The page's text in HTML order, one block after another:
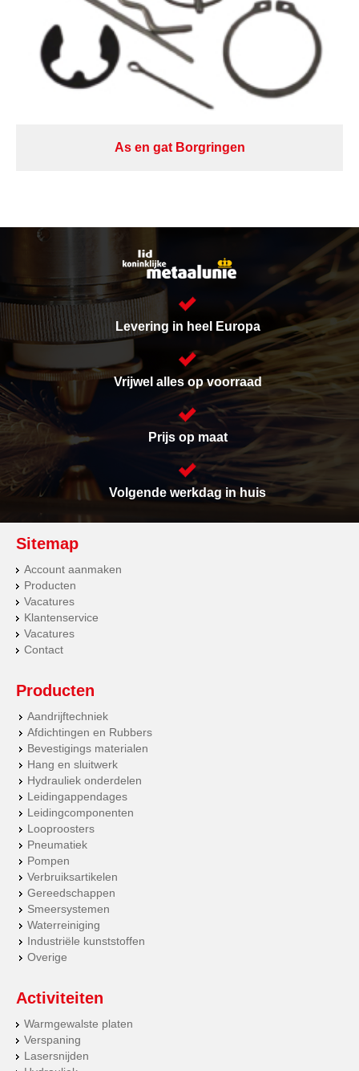
As en gat Borgringen
Levering in heel Europa
Vrijwel alles op voorraad
Prijs op maat
Volgende werkdag in huis
Sitemap
Account aanmaken
Producten
Vacatures
Klantenservice
Vacatures
Contact
Producten
Aandrijftechniek
Afdichtingen en Rubbers
Bevestigings materialen
Hang en sluitwerk
Hydrauliek onderdelen
Leidingappendages
Leidingcomponenten
Looproosters
Pneumatiek
Pompen
Verbruiksartikelen
Gereedschappen
Smeersystemen
Waterreiniging
Industriële kunststoffen
Overige
Activiteiten
Warmgewalste platen
Verspaning
Lasersnijden